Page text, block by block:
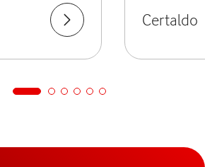
Certaldo